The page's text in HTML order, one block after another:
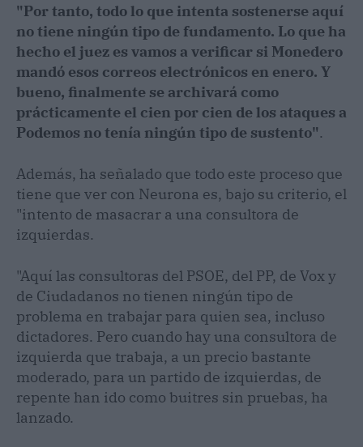
"Por tanto, todo lo que intenta sostenerse aquí
no tiene ningún tipo de fundamento. Lo que ha
hecho el juez es vamos a verificar si Monedero
mandó esos correos electrónicos en enero. Y
bueno, finalmente se archivará como
prácticamente el cien por cien de los ataques a
Podemos no tenía ningún tipo de sustento".
Además, ha señalado que todo este proceso que
tiene que ver con Neurona es, bajo su criterio, el
"intento de masacrar a una consultora de
izquierdas.
"Aquí las consultoras del PSOE, del PP, de Vox y
de Ciudadanos no tienen ningún tipo de
problema en trabajar para quien sea, incluso
dictadores. Pero cuando hay una consultora de
izquierda que trabaja, a un precio bastante
moderado, para un partido de izquierdas, de
repente han ido como buitres sin pruebas, ha
lanzado.